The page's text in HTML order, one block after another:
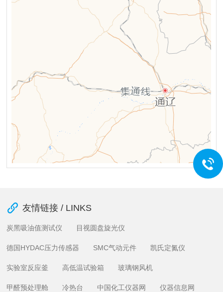
友情链接 / LINKS
炭黑吸油值测试仪 目视圆盘旋光仪
德国HYDAC压力传感器 SMC气动元件 凯氏定氮仪
实验室反应釜 高低温试验箱 玻璃钢风机
甲醛预处理舱 冷热台 中国化工仪器网 仪器信息网